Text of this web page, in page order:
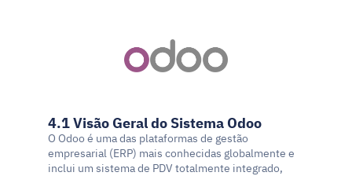
4.1 Visão Geral do Sistema Odoo
O Odoo é uma das plataformas de gestão
empresarial (ERP) mais conhecidas globalmente e
inclui um sistema de PDV totalmente integrado,